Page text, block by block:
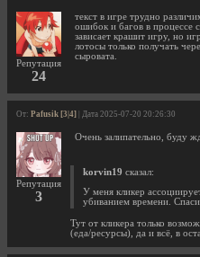
Репутация
24
текст в игре трудно
ошибок и багов в процессе
зависает крашит игру, но
лотосы только получать
сыровата.
От: Pafusik [3|4] | Дата 2025-07-20 20:26:30
Репутация
3
Очень залипательно, буду
korvin19 сказал:
У меня кликер
убиванием времени.
Тут от кликера только
(еда/ресурсы), да и всё, в